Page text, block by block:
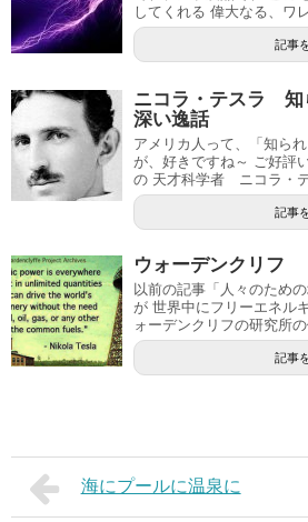
してくれる 偉大なる、ワ
記事
ニコラ・テスラ 知
深い逸話
アメリカ人って、「知ら
が、好きですね～ ご好評
の 天才科学者 ニコラ・
記事
ウォーデンクリフ
以前の記事「人々のため
が 世界中にフリーエネル
ォーデンクリフの研究所
記事
海にプールに温泉に